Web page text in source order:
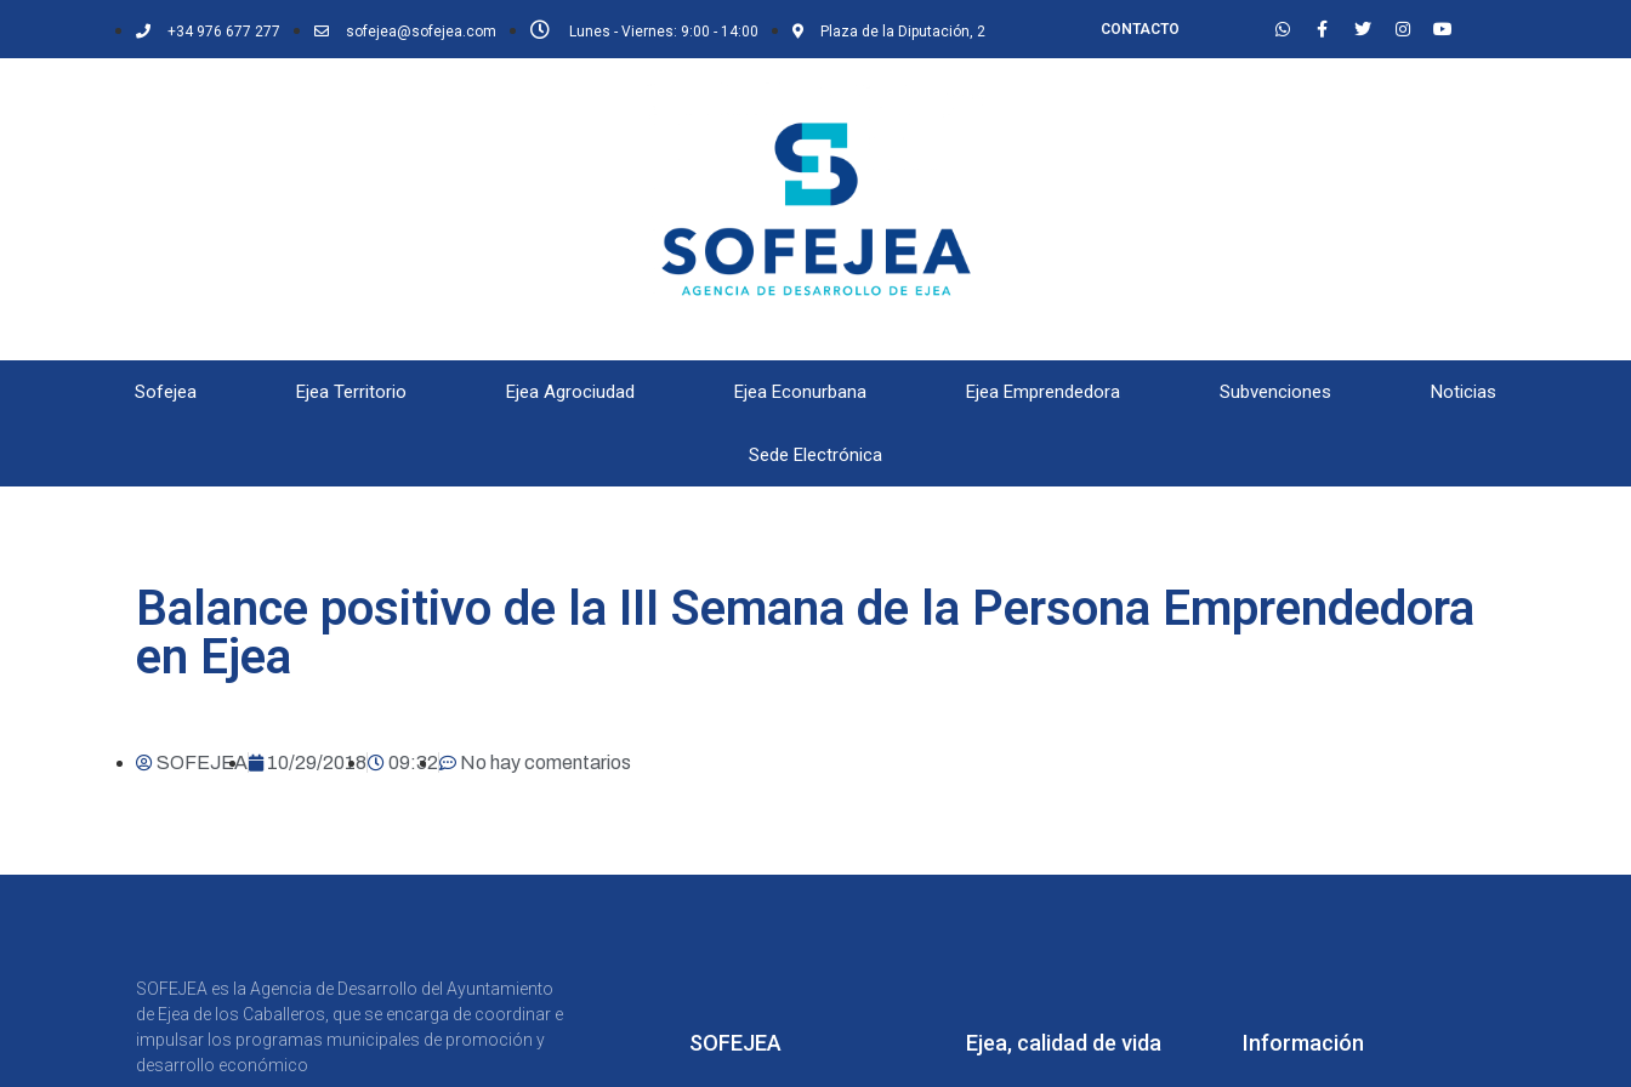
+34 976 677 277 sofejea@sofejea.com Lunes - Viernes: 9:00 - 14:00 Plaza de la Diputación, 2 CONTACTO
Sofejea Ejea Territorio Ejea Agrociudad Ejea Econurbana Ejea Emprendedora Subvenciones Noticias
Sede Electrónica
Balance positivo de la III Semana de la Persona Emprendedora
en Ejea
SOFEJEA 10/29/2018 09:32 No hay comentarios
SOFEJEA es la Agencia de Desarrollo del Ayuntamiento
de Ejea de los Caballeros, que se encarga de coordinar e
impulsar los programas municipales de promoción y
desarrollo económico
SOFEJEA Ejea, calidad de vida Información